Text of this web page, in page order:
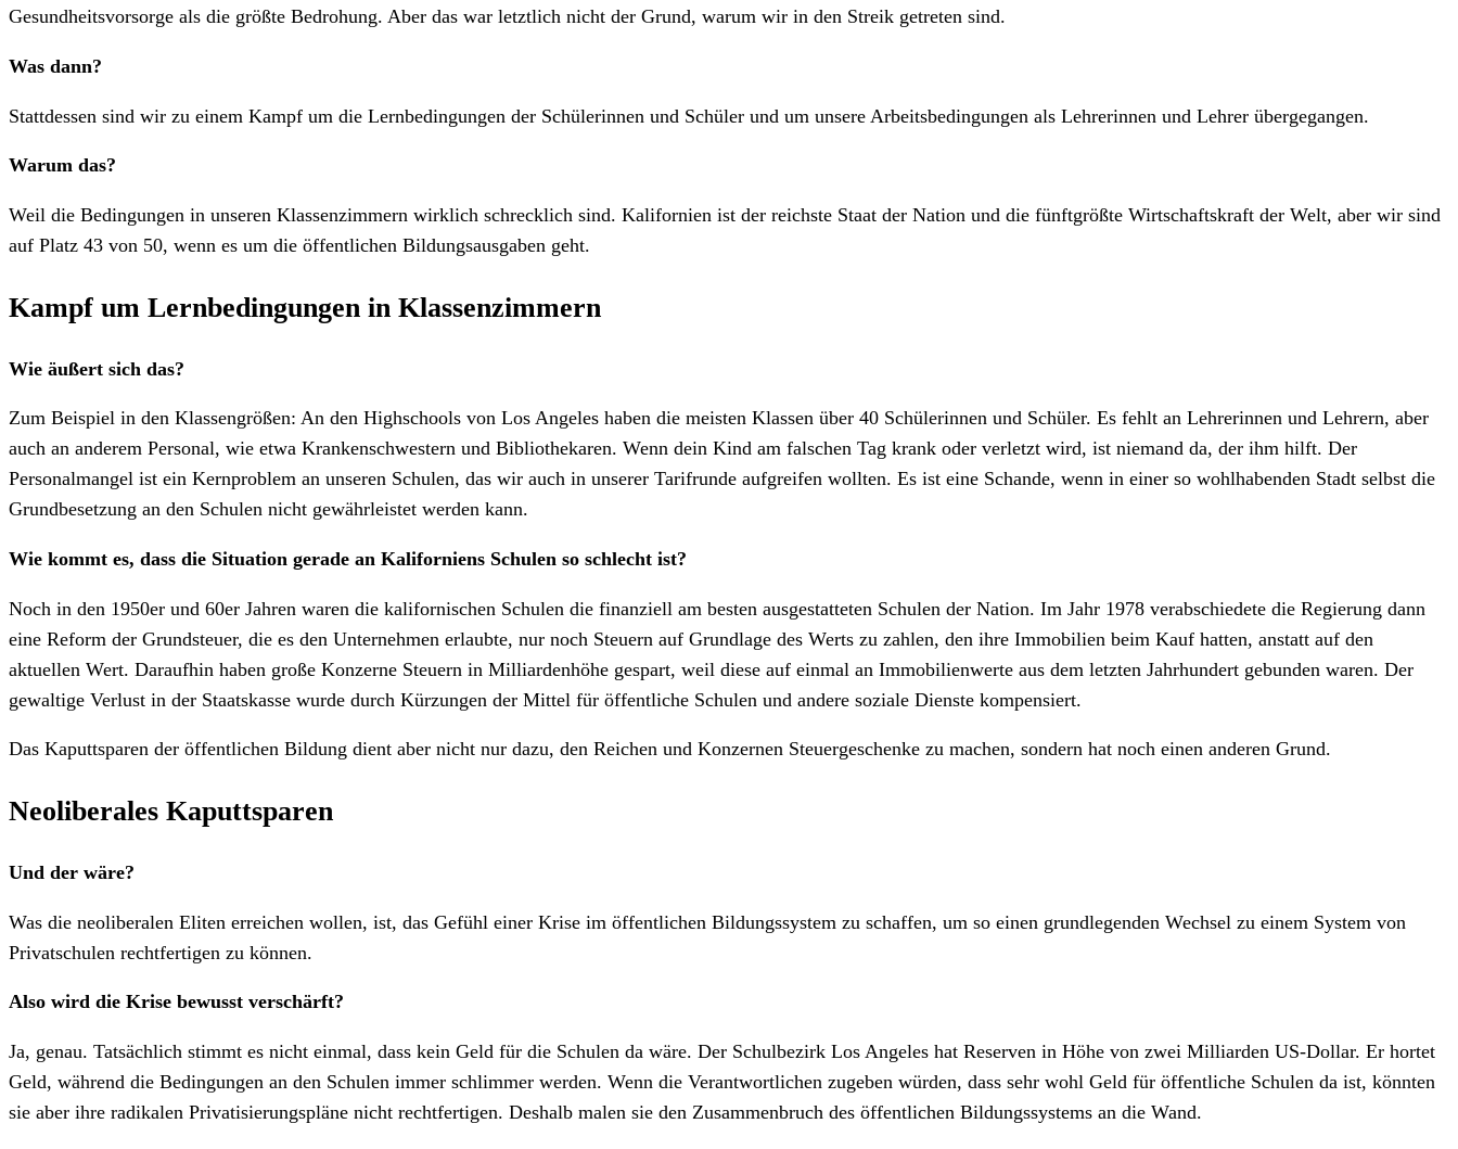
Gesundheitsvorsorge als die größte Bedrohung. Aber das war letztlich nicht der Grund, warum wir in den Streik getreten sind.
Was dann?
Stattdessen sind wir zu einem Kampf um die Lernbedingungen der Schülerinnen und Schüler und um unsere Arbeitsbedingungen als Lehrerinnen und Lehrer übergegangen.
Warum das?
Weil die Bedingungen in unseren Klassenzimmern wirklich schrecklich sind. Kalifornien ist der reichste Staat der Nation und die fünftgrößte Wirtschaftskraft der Welt, aber wir sind
auf Platz 43 von 50, wenn es um die öffentlichen Bildungsausgaben geht.
Kampf um Lernbedingungen in Klassenzimmern
Wie äußert sich das?
Zum Beispiel in den Klassengrößen: An den Highschools von Los Angeles haben die meisten Klassen über 40 Schülerinnen und Schüler. Es fehlt an Lehrerinnen und Lehrern, aber
auch an anderem Personal, wie etwa Krankenschwestern und Bibliothekaren. Wenn dein Kind am falschen Tag krank oder verletzt wird, ist niemand da, der ihm hilft. Der
Personalmangel ist ein Kernproblem an unseren Schulen, das wir auch in unserer Tarifrunde aufgreifen wollten. Es ist eine Schande, wenn in einer so wohlhabenden Stadt selbst die
Grundbesetzung an den Schulen nicht gewährleistet werden kann.
Wie kommt es, dass die Situation gerade an Kaliforniens Schulen so schlecht ist?
Noch in den 1950er und 60er Jahren waren die kalifornischen Schulen die finanziell am besten ausgestatteten Schulen der Nation. Im Jahr 1978 verabschiedete die Regierung dann
eine Reform der Grundsteuer, die es den Unternehmen erlaubte, nur noch Steuern auf Grundlage des Werts zu zahlen, den ihre Immobilien beim Kauf hatten, anstatt auf den
aktuellen Wert. Daraufhin haben große Konzerne Steuern in Milliardenhöhe gespart, weil diese auf einmal an Immobilienwerte aus dem letzten Jahrhundert gebunden waren. Der
gewaltige Verlust in der Staatskasse wurde durch Kürzungen der Mittel für öffentliche Schulen und andere soziale Dienste kompensiert.
Das Kaputtsparen der öffentlichen Bildung dient aber nicht nur dazu, den Reichen und Konzernen Steuergeschenke zu machen, sondern hat noch einen anderen Grund.
Neoliberales Kaputtsparen
Und der wäre?
Was die neoliberalen Eliten erreichen wollen, ist, das Gefühl einer Krise im öffentlichen Bildungssystem zu schaffen, um so einen grundlegenden Wechsel zu einem System von
Privatschulen rechtfertigen zu können.
Also wird die Krise bewusst verschärft?
Ja, genau. Tatsächlich stimmt es nicht einmal, dass kein Geld für die Schulen da wäre. Der Schulbezirk Los Angeles hat Reserven in Höhe von zwei Milliarden US-Dollar. Er hortet
Geld, während die Bedingungen an den Schulen immer schlimmer werden. Wenn die Verantwortlichen zugeben würden, dass sehr wohl Geld für öffentliche Schulen da ist, könnten
sie aber ihre radikalen Privatisierungspläne nicht rechtfertigen. Deshalb malen sie den Zusammenbruch des öffentlichen Bildungssystems an die Wand.